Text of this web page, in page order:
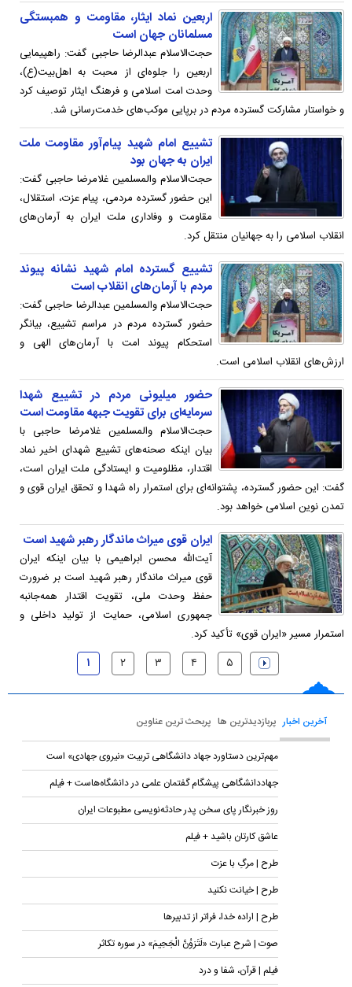
اربعین نماد ایثار، مقاومت و همبستگی
مسلمانان جهان است
حجت‌الاسلام عبدالرضا حاجبی گفت: راهپیمایی
اربعین را جلوه‌ای از محبت به اهل‌بیت(ع)،
وحدت امت اسلامی و فرهنگ ایثار توصیف کرد
و خواستار مشارکت گسترده مردم در برپایی موکب‌های خدمت‌رسانی شد.
تشییع امام شهید پیام‌آور مقاومت ملت
ایران به جهان بود
حجت‌الاسلام والمسلمین غلامرضا حاجبی گفت:
این حضور گسترده مردمی، پیام عزت، استقلال،
مقاومت و وفاداری ملت ایران به آرمان‌های
انقلاب اسلامی را به جهانیان منتقل کرد.
تشییع گسترده امام شهید نشانه پیوند
مردم با آرمان‌های انقلاب است
حجت‌الاسلام والمسلمین عبدالرضا حاجبی گفت:
حضور گسترده مردم در مراسم تشییع، بیانگر
استحکام پیوند امت با آرمان‌های الهی و
ارزش‌های انقلاب اسلامی است.
حضور میلیونی مردم در تشییع شهدا
سرمایه‌ای برای تقویت جبهه مقاومت است
حجت‌الاسلام والمسلمین غلامرضا حاجبی با
بیان اینکه صحنه‌های تشییع شهدای اخیر نماد
اقتدار، مظلومیت و ایستادگی ملت ایران است،
گفت: این حضور گسترده، پشتوانه‌ای برای استمرار راه شهدا و تحقق ایران قوی و
تمدن نوین اسلامی خواهد بود.
ایران قوی میراث ماندگار رهبر شهید است
آیت‌الله محسن ابراهیمی با بیان اینکه ایران
قوی میراث ماندگار رهبر شهید است بر ضرورت
حفظ وحدت ملی، تقویت اقتدار همه‌جانبه
جمهوری اسلامی، حمایت از تولید داخلی و
استمرار مسیر «ایران قوی» تأکید کرد.
۱ ۲ ۳ ۴ ۵
آخرین اخبار پربازدیدترین ها پربحث ترین عناوین
مهم‌ترین دستاورد جهاد دانشگاهی تربیت «نیروی جهادی» است
جهاددانشگاهی پیشگام گفتمان علمی در دانشگاه‌هاست + فیلم
روز خبرنگار پای سخن پدر حادثه‌نویسی مطبوعات ایران
عاشق کارتان باشید + فیلم
طرح | مرگِ با عزت
طرح | خیانت نکنید
طرح | اراده خدا، فراتر از تدبیرها
صوت | شرح عبارت «لَتَرَوُنَّ الْجَحِیمَ» در سوره تکاثر
فیلم | قرآن، شفا و درد